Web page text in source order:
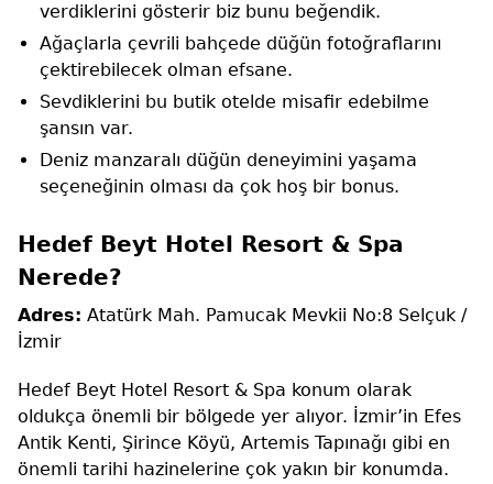
verdiklerini gösterir biz bunu beğendik.
Ağaçlarla çevrili bahçede düğün fotoğraflarını
çektirebilecek olman efsane.
Sevdiklerini bu butik otelde misafir edebilme
şansın var.
Deniz manzaralı düğün deneyimini yaşama
seçeneğinin olması da çok hoş bir bonus.
Hedef Beyt Hotel Resort & Spa
Nerede?
Adres: Atatürk Mah. Pamucak Mevkii No:8 Selçuk /
İzmir
Hedef Beyt Hotel Resort & Spa konum olarak
oldukça önemli bir bölgede yer alıyor. İzmir’in Efes
Antik Kenti, Şirince Köyü, Artemis Tapınağı gibi en
önemli tarihi hazinelerine çok yakın bir konumda.